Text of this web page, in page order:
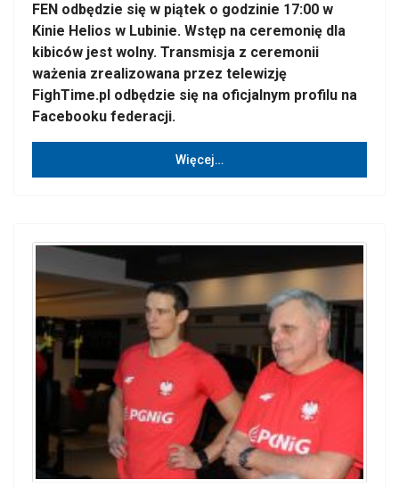
FEN odbędzie się w piątek o godzinie 17:00 w
Kinie Helios w Lubinie. Wstęp na ceremonię dla
kibiców jest wolny. Transmisja z ceremonii
ważenia zrealizowana przez telewizję
FighTime.pl odbędzie się na oficjalnym profilu na
Facebooku federacji.
Więcej…